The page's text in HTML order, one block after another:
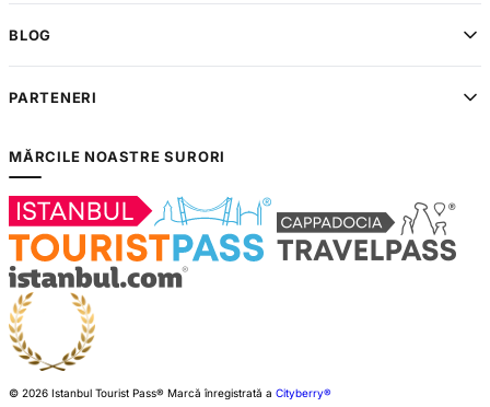
BLOG
PARTENERI
MĂRCILE NOASTRE SURORI
© 2026 Istanbul Tourist Pass® Marcă înregistrată a Cityberry®